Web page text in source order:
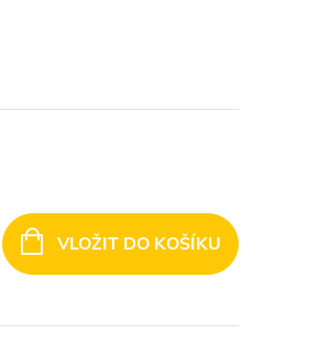
VLOŽIT DO KOŠÍKU